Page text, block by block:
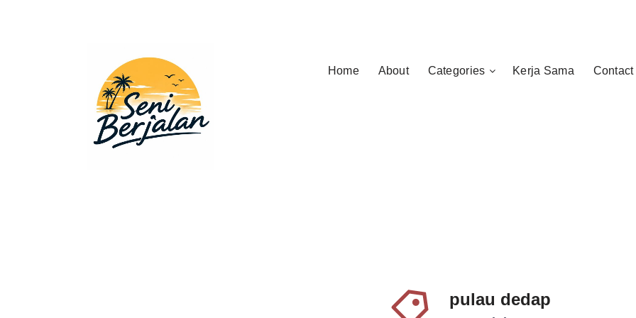
Home About Categories Kerja Sama Contact
pulau dedap